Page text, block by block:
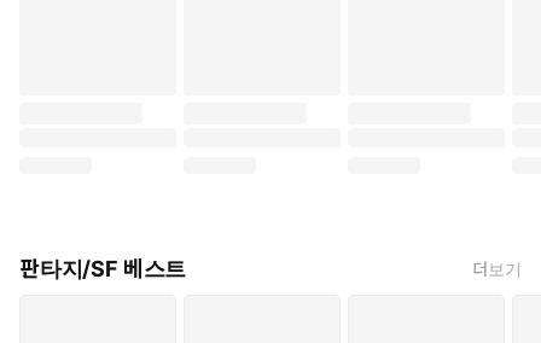
판타지/SF 베스트 더보기